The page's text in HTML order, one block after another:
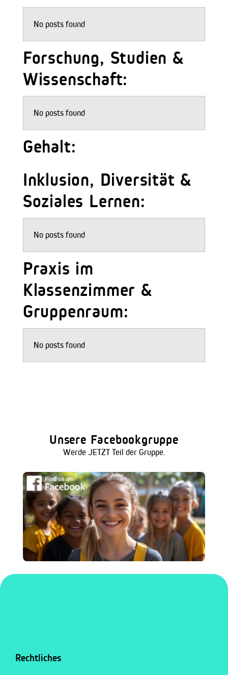
No posts found
Forschung, Studien &
Wissenschaft:
No posts found
Gehalt:
Inklusion, Diversität &
Soziales Lernen:
No posts found
Praxis im
Klassenzimmer &
Gruppenraum:
No posts found
Unsere Facebookgruppe
Werde JETZT Teil der Gruppe.
Rechtliches